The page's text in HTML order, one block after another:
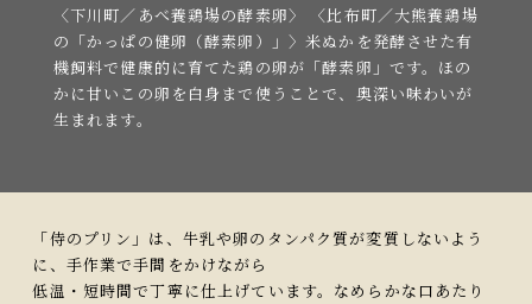
〈下川町／あべ養鶏場の酵素卵〉 〈比布町／大熊養鶏場
の「かっぱの健卵（酵素卵）」〉米ぬかを発酵させた有
機飼料で健康的に育てた鶏の卵が「酵素卵」です。 ほの
かに甘いこの卵を白身まで使うことで、奥深い味わいが
生まれます。
「侍のプリン」は、牛乳や卵のタンパク質が変質しないよう
に、手作業で手間をかけながら
低温・短時間で丁寧に仕上げています。なめらかな口あたり